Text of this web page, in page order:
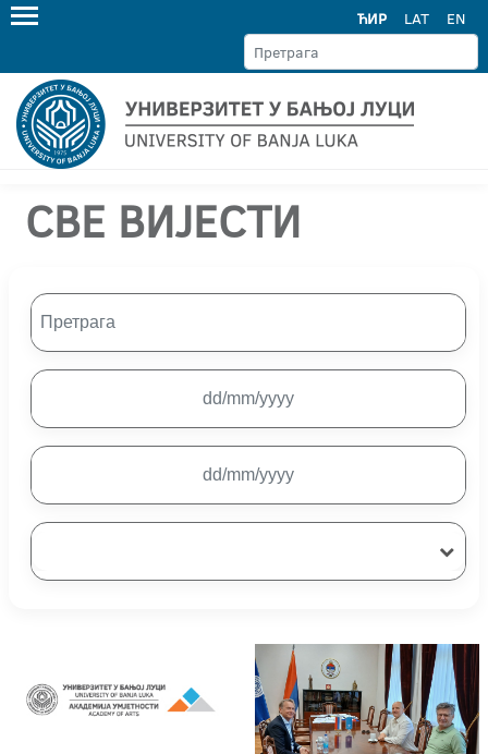
ЋИР LAT EN
СВЕ ВИЈЕСТИ